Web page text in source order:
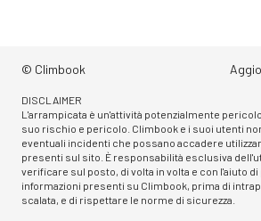
© Climbook
DISCLAIMER
L'arrampicata è un'attività potenzialmente
suo rischio e pericolo. Climbook e i suoi utenti
eventuali incidenti che possano accadere
presenti sul sito. È responsabilità esclusiva
verificare sul posto, di volta in volta e con l'aiuto
informazioni presenti su Climbook, prima di
scalata, e di rispettare le norme di sicurezza.